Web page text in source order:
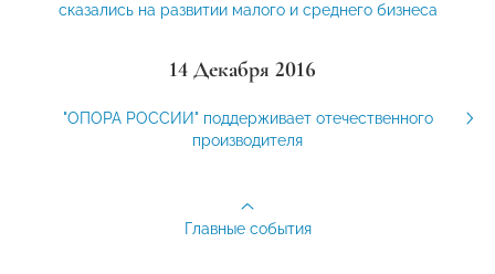
сказались на развитии малого и среднего бизнеса
14 Декабря 2016
"ОПОРА РОССИИ" поддерживает отечественного
производителя
Главные события